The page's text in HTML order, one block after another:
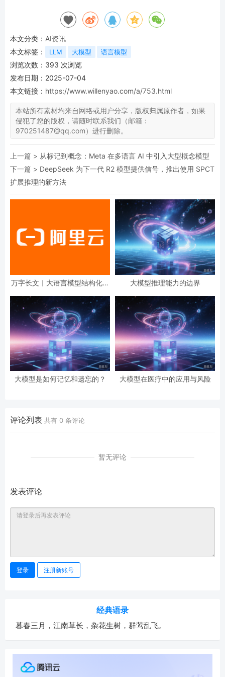
本文分类： AI资讯
本文标签：
LLM 大模型 语言模型
浏览次数： 393 次浏览
发布日期：2025-07-04
本文链接： https://www.willenyao.com/a/753.html
本站所有素材均来自网络或用户分享，版权归属原作者，如果
侵犯了您的版权，请随时联系我们（邮箱：
970251487@qq.com）进行删除。
上一篇 > 从标记到概念：Meta 在多语言 AI 中引入大型概念模型
下一篇 > DeepSeek 为下一代 R2 模型提供信号，推出使用 SPCT
扩展推理的新方法
万字长文｜大语言模型结构化输
术原理和实现
大模型推理能力的边界
大模型是如何记忆和遗忘的？ 大模型在医疗中的应用与风险
评论列表 共有 0 条评论
暂无评论
发表评论
登录 注册新账号
经典语录
暮春三月，江南草长，杂花生树，群莺乱飞。